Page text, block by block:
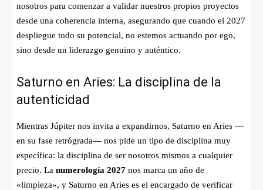
nosotros para comenzar a validar nuestros propios proyectos
desde una coherencia interna, asegurando que cuando el 2027
despliegue todo su potencial, no estemos actuando por ego,
sino desde un liderazgo genuino y auténtico.
Saturno en Aries: La disciplina de la
autenticidad
Mientras Júpiter nos invita a expandirnos, Saturno en Aries —
en su fase retrógrada— nos pide un tipo de disciplina muy
específica: la disciplina de ser nosotros mismos a cualquier
precio. La numerología 2027 nos marca un año de
«limpieza», y Saturno en Aries es el encargado de verificar